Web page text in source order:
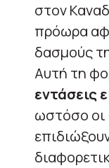
στον
πρόωρα
δασμούς
Αυτή τη
εντάσεις
ωστόσο οι